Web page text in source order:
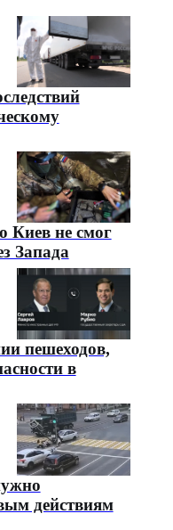
Киев не смог
Запада
пешеходов,
в
действиям